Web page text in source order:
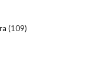
(109)